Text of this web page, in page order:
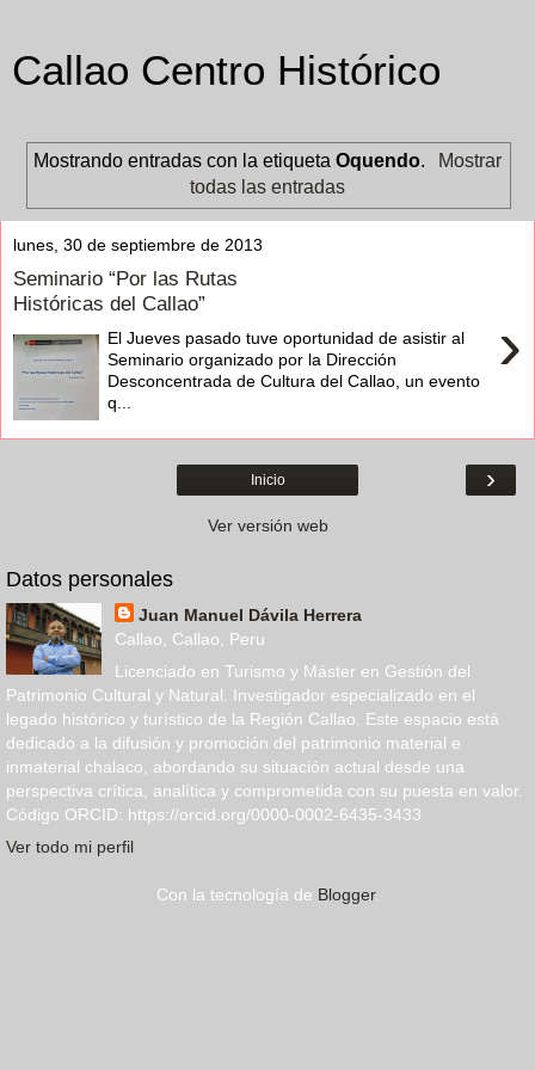
Callao Centro Histórico
Mostrando entradas con la etiquetaOquendo.
Mostrar
todas las entradas
lunes, 30 de septiembre de 2013
Seminario “Por las Rutas
Históricas del Callao”
›
El Jueves pasado tuve oportunidad de asistir al
Seminario organizado por la Dirección
Desconcentrada de Cultura del Callao, un evento
q...
›
Inicio
Ver versión web
Datos personales
Juan Manuel Dávila Herrera
Callao, Callao, Peru
Licenciado en Turismo y Máster en Gestión del
Patrimonio Cultural y Natural. Investigador especializado en el
legado histórico y turístico de la Región Callao. Este espacio está
dedicado a la difusión y promoción del patrimonio material e
inmaterial chalaco, abordando su situación actual desde una
perspectiva crítica, analítica y comprometida con su puesta en valor.
Código ORCID: https://orcid.org/0000-0002-6435-3433
Ver todo mi perfil
Con la tecnología de Blogger.